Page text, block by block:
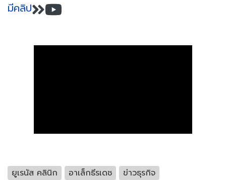
มีคลิป
ยูเรนัส คลินิก อาเล็กธีรเดช
ข่าวธุรกิจ